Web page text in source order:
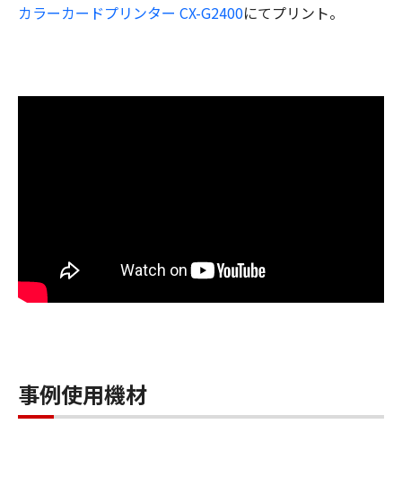
カラーカードプリンター CX-G2400にてプリント。
事例使用機材